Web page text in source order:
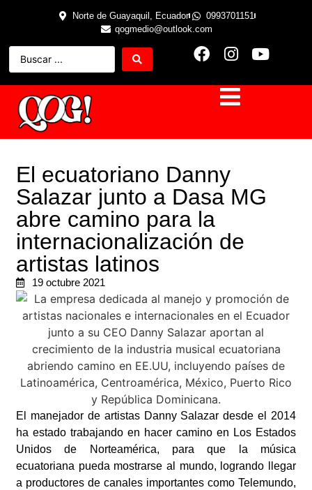
Norte de Guayaquil, Ecuador
0993701151
qogmedio@outlook.com
El ecuatoriano Danny
Salazar junto a Dasa MG
abre camino para la
internacionalización de
artistas latinos
19 octubre 2021
El manejador de artistas Danny Salazar desde el 2014
ha estado trabajando en hacer camino en Los Estados
Unidos de Norteamérica, para que la música
ecuatoriana pueda mostrarse al mundo, logrando llegar
a productores de canales importantes como Telemundo,